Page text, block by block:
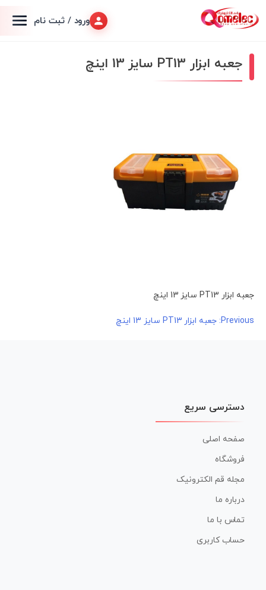
ورود / ثبت نام
جعبه ابزار PT13 سایز 13 اینچ
جعبه ابزار PT13 سایز 13 اینچ
راهبری
Previous: جعبه ابزار PT13 سایز 13 اینچ
دسترسی سریع
صفحه اصلی
فروشگاه
مجله قم الکترونیک
درباره ما
تماس با ما
حساب کاربری